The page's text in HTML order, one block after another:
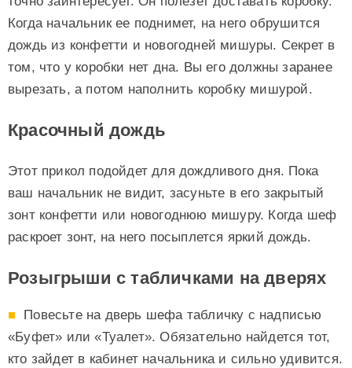
Когда начальник ее поднимет, на него обрушится
дождь из конфетти и новогодней мишуры. Секрет в
том, что у коробки нет дна. Вы его должны заранее
вырезать, а потом наполнить коробку мишурой.
Красочный дождь
Этот прикол подойдет для дождливого дня. Пока
ваш начальник не видит, засуньте в его закрытый
зонт конфетти или новогоднюю мишуру. Когда шеф
раскроет зонт, на него посыплется яркий дождь.
Розыгрыши с табличками на дверях
Повесьте на дверь шефа табличку с надписью
«Буфет» или «Туалет». Обязательно найдется тот,
кто зайдет в кабинет начальника и сильно удивится.